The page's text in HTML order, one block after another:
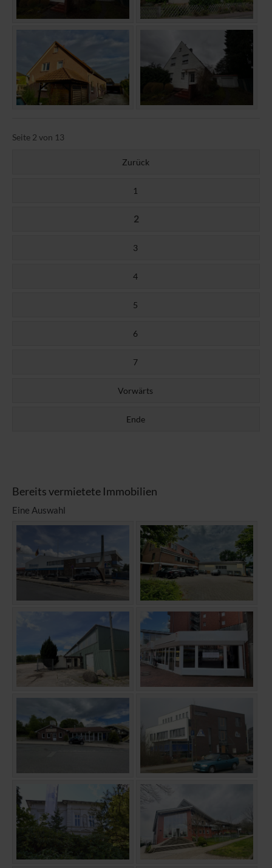
Seite 2 von 13
Zurück
1
2
3
4
5
6
7
Vorwärts
Ende
Bereits vermietete Immobilien
Eine Auswahl